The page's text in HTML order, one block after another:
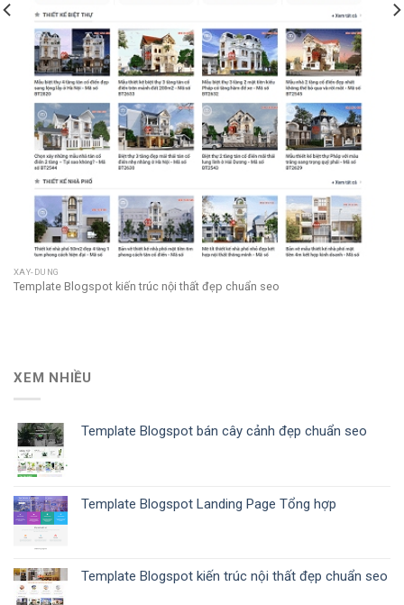
XAY-DUNG
Template Blogspot kiến trúc nội thất đẹp chuẩn seo
XEM NHIỀU
Template Blogspot bán cây cảnh đẹp chuẩn seo
Template Blogspot Landing Page Tổng hợp
Template Blogspot kiến trúc nội thất đẹp chuẩn seo